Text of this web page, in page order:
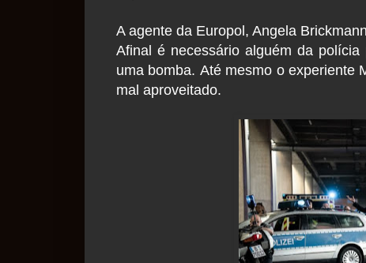
A agente da Europol, Angela
Afinal é necessário alguém da
uma bomba. Até mesmo o experiente
mal aproveitado.